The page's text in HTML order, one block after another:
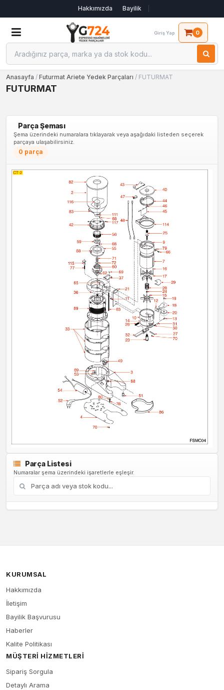
Hakkımızda Bayilik
Giriş Yap 0
Anasayfa / Futurmat Ariete Yedek Parçaları / FUTURMAT
FUTURMAT
Parça Şeması
Şema üzerindeki numaralara tıklayarak veya aşağıdaki listeden seçerek
parçaya ulaşabilirsiniz.
0 parça
Parça Listesi
Numaralar şema üzerindeki işaretlerle eşleşir.
KURUMSAL
Hakkımızda
İletişim
Bayilik Başvurusu
Haberler
Kalite Politikası
MÜŞTERI HIZMETLERI
Sipariş Sorgula
Detaylı Arama